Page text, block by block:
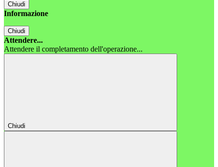
Chiudi
Informazione
Chiudi
Attendere...
Attendere il completamento dell'operazione...
Chiudi